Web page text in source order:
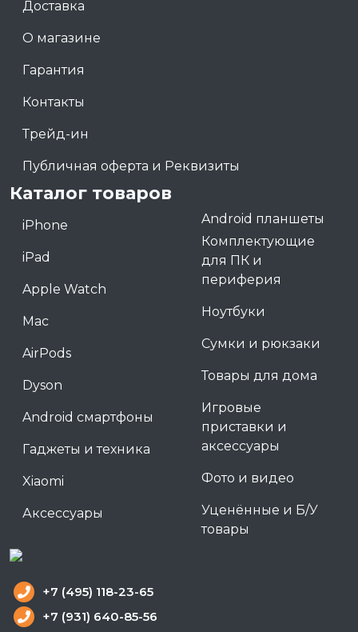
Доставка
О магазине
Гарантия
Контакты
Трейд-ин
Публичная оферта и Реквизиты
Каталог товаров
iPhone
iPad
Apple Watch
Mac
AirPods
Dyson
Android смартфоны
Гаджеты и техника
Xiaomi
Аксессуары
Android планшеты
Комплектующие
для ПК и
периферия
Ноутбуки
Сумки и рюкзаки
Товары для дома
Игровые
приставки и
аксессуары
Фото и видео
Уценённые и Б/У
товары
+7 (495) 118-23-65
+7 (931) 640-85-56